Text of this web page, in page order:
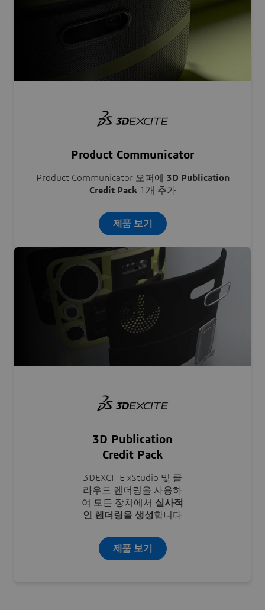
Product Communicator
Product Communicator 오퍼에 3D Publication
Credit Pack 1개 추가
제품 보기
3D Publication
Credit Pack
3DEXCITE xStudio 및 클
라우드 렌더링을 사용하
여 모든 장치에서 실사적
인 렌더링을 생성합니다
제품 보기